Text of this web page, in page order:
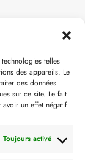
telles
des appareils. Le
des données
sur ce site. Le fait
un effet négatif
Toujours activé